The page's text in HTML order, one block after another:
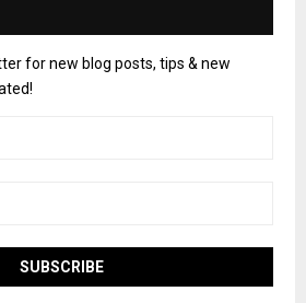
for new blog posts, tips & new